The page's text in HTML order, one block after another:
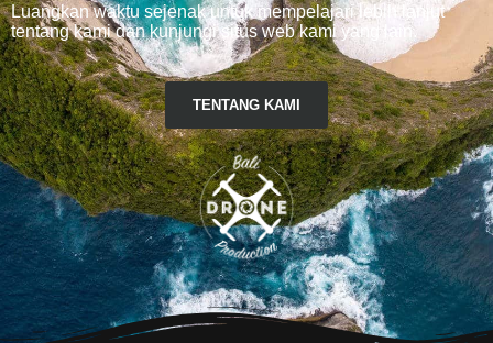
Luangkan waktu sejenak untuk mempelajari lebih lanjut
tentang kami dan kunjungi situs web kami yang lain.
TENTANG KAMI